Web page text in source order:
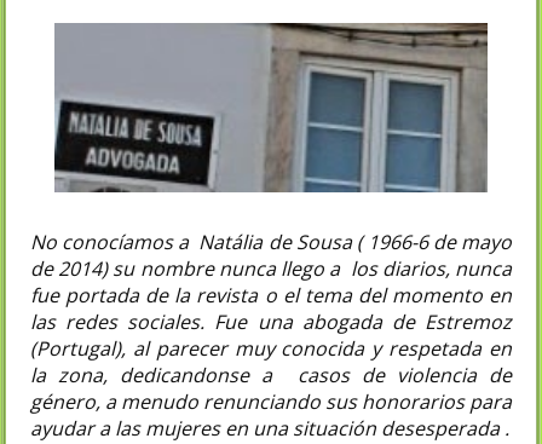
No conocíamos a Natália de Sousa ( 1966-6 de mayo
de 2014) su nombre nunca llego a los diarios, nunca
fue portada de la revista o el tema del momento en
las redes sociales. Fue una abogada de Estremoz
(Portugal), al parecer muy conocida y respetada en
la zona, dedicandonse a casos de violencia de
género, a menudo renunciando sus honorarios para
ayudar a las mujeres en una situación desesperada .